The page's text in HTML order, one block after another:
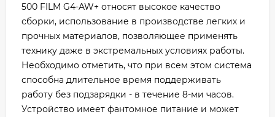
500 FILM G4-AW+ относят высокое качество
сборки, использование в производстве легких и
прочных материалов, позволяющее применять
технику даже в экстремальных условиях работы.
Необходимо отметить, что при всем этом система
способна длительное время поддерживать
работу без подзарядки - в течение 8-ми часов.
Устройство имеет фантомное питание и может